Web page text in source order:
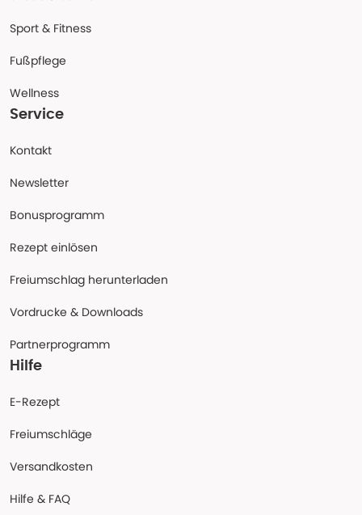
Sport & Fitness
Fußpflege
Wellness
Service
Kontakt
Newsletter
Bonusprogramm
Rezept einlösen
Freiumschlag herunterladen
Vordrucke & Downloads
Partnerprogramm
Hilfe
E-Rezept
Freiumschläge
Versandkosten
Hilfe & FAQ